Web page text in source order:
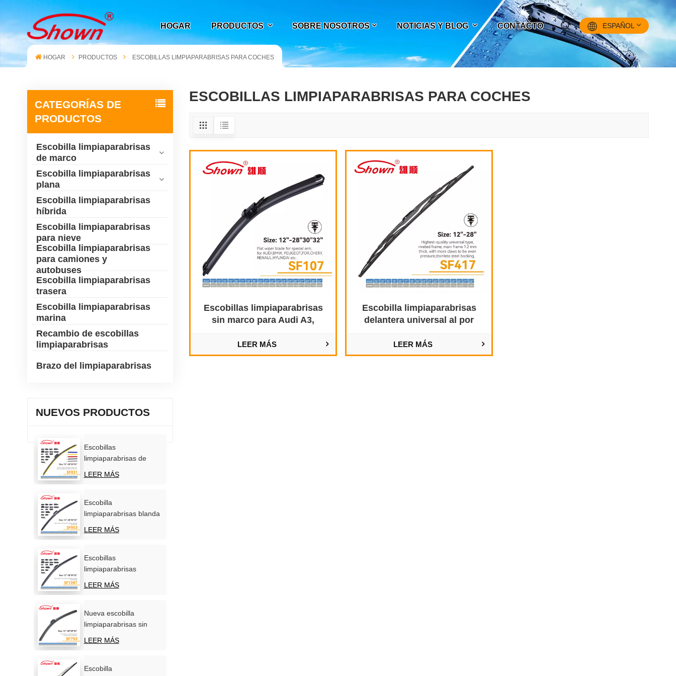
HOGAR PRODUCTOS SOBRE NOSOTROS NOTICIAS Y BLOG CONTACTO ESPAÑOL
English
HOGAR PRODUCTOS ESCOBILLAS LIMPIAPARABRISAS PARA COCHES
CATEGORÍAS DE
PRODUCTOS
Escobilla limpiaparabrisas
de marco
Escobilla limpiaparabrisas
plana
Escobilla limpiaparabrisas
híbrida
Escobilla limpiaparabrisas
para nieve
Escobilla limpiaparabrisas
para camiones y
autobuses
Escobilla limpiaparabrisas
trasera
Escobilla limpiaparabrisas
marina
Recambio de escobillas
limpiaparabrisas
Brazo del limpiaparabrisas
NUEVOS PRODUCTOS
Escobillas
limpiaparabrisas de
silicona personalizadas,
OEM/ODM, venta
LEER MÁS
Escobilla
limpiaparabrisas blanda
carbonizada
multifunción para coche
LEER MÁS
Escobillas
limpiaparabrisas
multifuncionales de
calidad superior para
LEER MÁS
Nueva escobilla
limpiaparabrisas sin
hueso, universal y
multifuncional de
LEER MÁS
Escobilla
ESCOBILLAS LIMPIAPARABRISAS PARA COCHES
Escobillas limpiaparabrisas
sin marco para Audi A3,
LEER MÁS
Escobilla limpiaparabrisas
delantera universal al por
LEER MÁS